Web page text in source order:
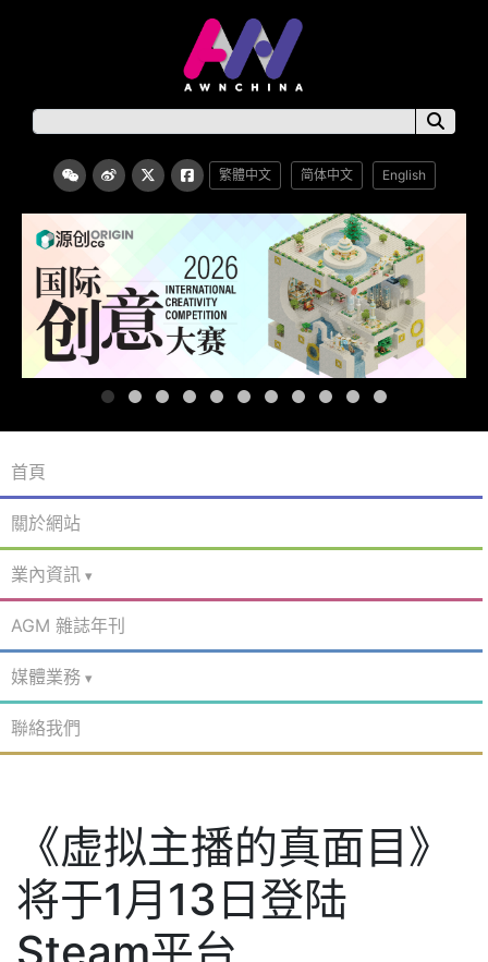
繁體中文 简体中文 English
首頁
關於網站
業內資訊
AGM 雜誌年刊
媒體業務
聯絡我們
《虚拟主播的真面目》
将于1月13日登陆